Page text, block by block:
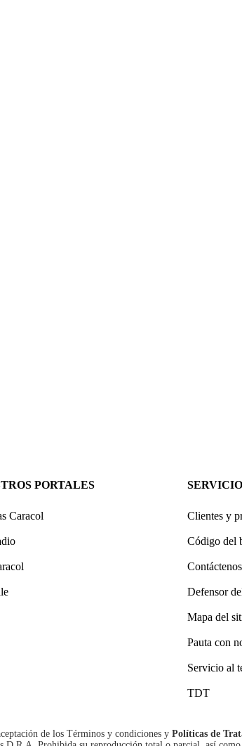
PORTALES
Caracol Clientes y
Código del
Contáctenos
Defensor
Mapa del
Pauta con
Servicio al
TDT
de los Términos y condiciones y Políticas de